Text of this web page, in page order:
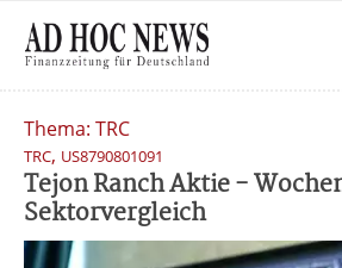
Thema: TRC
TRC, US8790801091
Tejon Ranch Aktie -
Sektorvergleich